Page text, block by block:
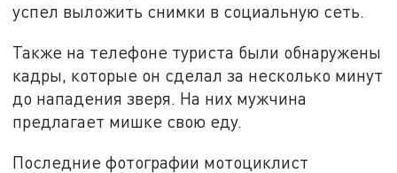
успел выложить снимки в социальную сеть.
Также на телефоне туриста были обнаружены
кадры, которые он сделал за несколько минут
до нападения зверя. На них мужчина
предлагает мишке свою еду.
Последние фотографии мотоциклист